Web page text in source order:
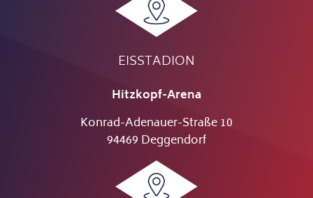
EISSTADION
Hitzkopf-Arena
Konrad-Adenauer-Straße 10
94469 Deggendorf